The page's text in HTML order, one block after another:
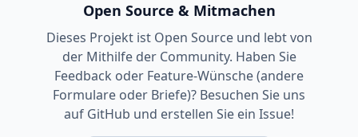
Open Source & Mitmachen
Dieses Projekt ist Open Source und lebt von
der Mithilfe der Community. Haben Sie
Feedback oder Feature-Wünsche (andere
Formulare oder Briefe)? Besuchen Sie uns
auf GitHub und erstellen Sie ein Issue!